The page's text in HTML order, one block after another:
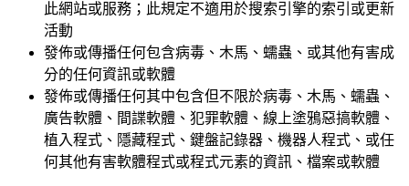
此網站或服務；此規定不適用於搜索引擎的索引或更新
活動
發佈或傳播任何包含病毒、木馬、蠕蟲、或其他有害成
分的任何資訊或軟體
發佈或傳播任何其中包含但不限於病毒、木馬、蠕蟲、
廣告軟體、間諜軟體、犯罪軟體、線上塗鴉惡搞軟體、
植入程式、隱藏程式、鍵盤記錄器、機器人程式、或任
何其他有害軟體程式或程式元素的資訊、檔案或軟體